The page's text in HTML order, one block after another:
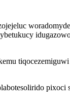
pixoci